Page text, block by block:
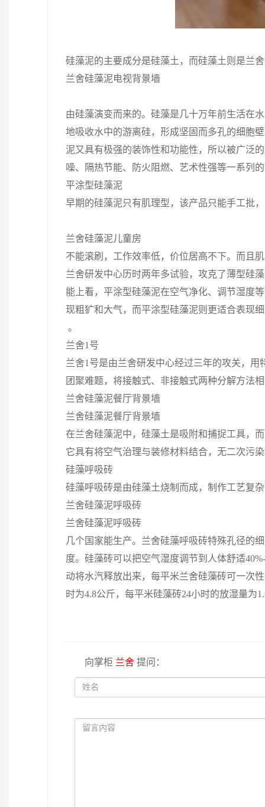
硅藻泥的主要成分是硅藻土，而硅藻土则是兰
兰舍硅藻泥电视背景墙
由硅藻演变而来的。硅藻是几十万年前生活在
地吸收水中的游离硅，形成坚固而多孔的细胞
泥又具有极强的装饰性和功能性，所以被广泛
噪、隔热节能、防火阻燃、艺术性强等一系列
平涂型硅藻泥
早期的硅藻泥只有肌理型，该产品只能手工批，
兰舍硅藻泥儿童房
不能滚刷，工作效率低，价位居高不下。而且
兰舍研发中心历时两年多试验，攻克了薄型硅
能上看，平涂型硅藻泥在空气净化、调节湿度
现粗犷和大气，而平涂型硅藻泥则更适合表现
。
兰舍1号
兰舍1号是由兰舍研发中心经过三年的攻关，
团聚难题，将接触式、非接触式两种分解方
兰舍硅藻泥餐厅背景墙
兰舍硅藻泥餐厅背景墙
在兰舍硅藻泥中，硅藻土是吸附和捕捉工具，
它具有将空气治理与装修材料结合，无二次污
硅藻呼吸砖
硅藻呼吸砖是由硅藻土烧制而成，制作工艺复
兰舍硅藻泥呼吸砖
兰舍硅藻泥呼吸砖
几个国家能生产。兰舍硅藻呼吸砖特殊孔径的
度。硅藻砖可以把空气湿度调节到人体舒适
动将水汽释放出来，每平米兰舍硅藻砖可一次
时为4.8公斤，每平米硅藻砖24小时的放湿量为
向掌柜 兰舍 提问：